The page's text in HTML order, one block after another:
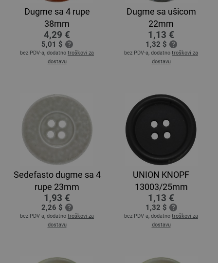
Dugme sa 4 rupe
38mm
4,29 €
5,01 $
bez PDV-a, dodatno troškovi za
dostavu
Dugme sa ušicom
22mm
1,13 €
1,32 $
bez PDV-a, dodatno troškovi za
dostavu
Sedefasto dugme sa 4
rupe 23mm
1,93 €
2,26 $
bez PDV-a, dodatno troškovi za
dostavu
UNION KNOPF
13003/25mm
1,13 €
1,32 $
bez PDV-a, dodatno troškovi za
dostavu